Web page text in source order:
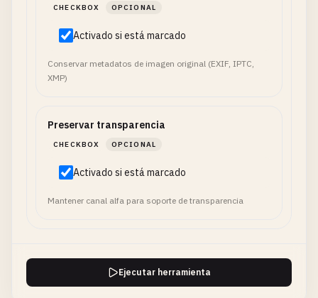
CHECKBOX OPCIONAL
Activado si está marcado
Conservar metadatos de imagen original (EXIF, IPTC,
XMP)
Preservar transparencia
CHECKBOX OPCIONAL
Activado si está marcado
Mantener canal alfa para soporte de transparencia
Ejecutar herramienta